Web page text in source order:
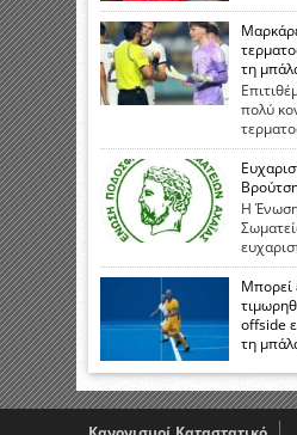
τη
πολύ
Η
Μπορεί
offside
τη